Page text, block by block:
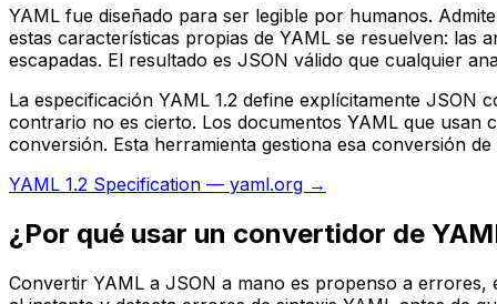
YAML fue diseñado para ser legible por humanos.
estas características propias de YAML se resuelven: las
escapadas. El resultado es JSON válido que cualquier
La especificación YAML 1.2 define explícitamente
contrario no es cierto. Los documentos YAML que usan
conversión. Esta herramienta gestiona esa conversión
YAML 1.2 Specification — yaml.org →
¿Por qué usar un convertidor de
Convertir YAML a JSON a mano es propenso a